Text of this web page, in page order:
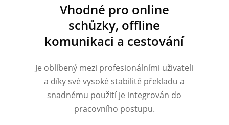
Vhodné pro online
schůzky, offline
komunikaci a cestování
Je oblíbený mezi profesionálními uživateli
a díky své vysoké stabilitě překladu a
snadnému použití je integrován do
pracovního postupu.
ไทย
繁體中文
Português do Brasil
हिन्दी
Bahasa Indonesia
Tiếng Việt